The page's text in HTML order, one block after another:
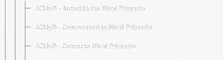
JCMyD · Autoridades Nivel Primario
JCMyD · Convocatorias Nivel Primario
JCMyD · Contacto Nivel Primario